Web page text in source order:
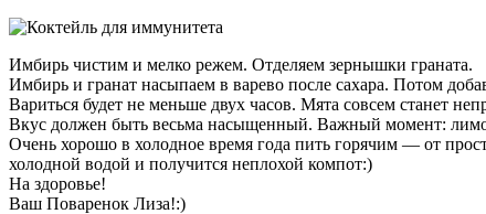
Имбирь чистим и мелко режем. Отделяем зернышки граната.
Имбирь и гранат насыпаем в варево после сахара. Потом
Вариться будет не меньше двух часов. Мята совсем станет
Вкус должен быть весьма насыщенный. Важный момент:
Очень хорошо в холодное время года пить горячим — от
холодной водой и получится неплохой компот:)
На здоровье!
Ваш Поваренок Лиза!:)